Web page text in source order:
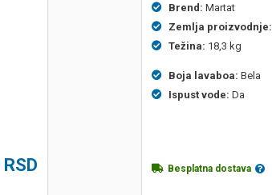
RSD
Brend: Martat
Zemlja proizvodnje:
Težina: 18,3 kg
Boja lavaboa: Bela
Ispust vode: Da
Besplatna dostava